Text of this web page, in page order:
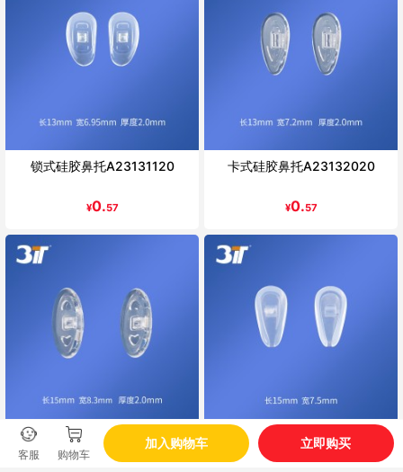
锁式硅胶鼻托A23131120
¥0.57
卡式硅胶鼻托A23132020
¥0.57
锁式硅胶鼻托A23131070 锁式硅胶鼻托A23132290
客服 购物车
加入购物车 立即购买